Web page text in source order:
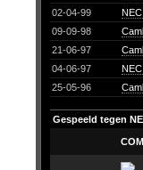
02-04-99
NEC
09-09-98
21-06-97
04-06-97
NEC
25-05-96
Gespeeld tegen